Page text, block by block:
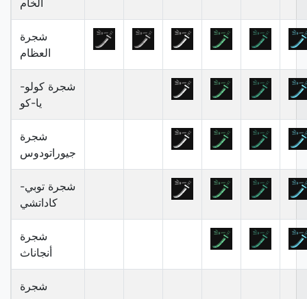
الخام
شجرة
العظام
شجرة كولو-
يا-كو
شجرة
جيوراتودوس
شجرة توبي-
كاداتشي
شجرة
أنجاناث
شجرة